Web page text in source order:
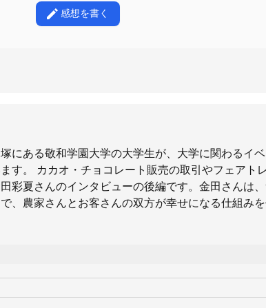
感想を書く
にある敬和学園大学の大学生が、大学に関わるイ
す。 カカオ・チョコレート販売の取引やフェアト
彩夏さんのインタビューの後編です。金田さんは
、農家さんとお客さんの双方が幸せになる仕組み